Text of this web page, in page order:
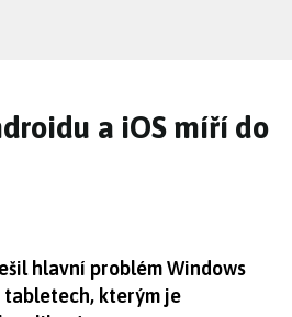
a iOS míří do
hlavní problém Windows
tabletech, kterým je